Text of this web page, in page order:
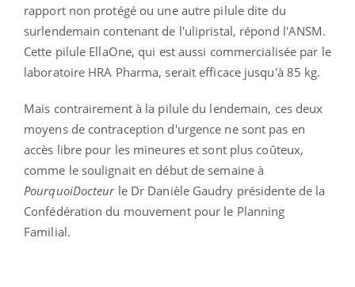
rapport non protégé ou une autre pilule dite du
surlendemain contenant de l'ulipristal, répond l'ANSM.
Cette pilule EllaOne, qui est aussi commercialisée par le
laboratoire HRA Pharma, serait efficace jusqu'à 85 kg.
Mais contrairement à la pilule du lendemain, ces deux
moyens de contraception d'urgence ne sont pas en
accès libre pour les mineures et sont plus coûteux,
comme le soulignait en début de semaine à
PourquoiDocteurle Dr Danièle Gaudry présidente de la
Confédération du mouvement pour le Planning
Familial.